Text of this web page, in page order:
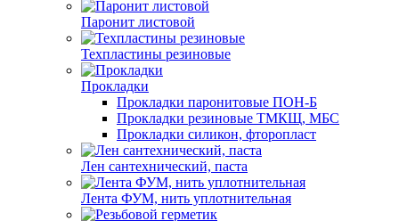
Паронит листовой
Техпластины резиновые
Прокладки
Прокладки паронитовые ПОН-Б
Прокладки резиновые ТМКЩ, МБС
Прокладки силикон, фторопласт
Лен сантехнический, паста
Лента ФУМ, нить уплотнительная